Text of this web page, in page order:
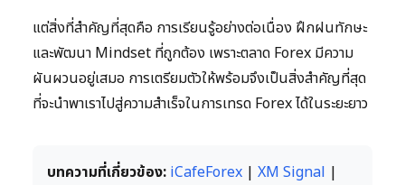
แต่สิ่งที่สำคัญที่สุดคือ การเรียนรู้อย่างต่อเนื่อง ฝึกฝนทักษะ
และพัฒนา Mindset ที่ถูกต้อง เพราะตลาด Forex มีความ
ผันผวนอยู่เสมอ การเตรียมตัวให้พร้อมจึงเป็นสิ่งสำคัญที่สุด
ที่จะนำพาเราไปสู่ความสำเร็จในการเทรด Forex ได้ในระยะยาว
บทความที่เกี่ยวข้อง: iCafeForex | XM Signal |